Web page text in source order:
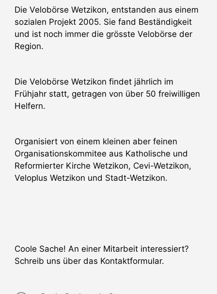
Die Velobörse Wetzikon, entstanden aus einem
sozialen Projekt 2005. Sie fand Beständigkeit
und ist noch immer die grösste Velobörse der
Region.
Die Velobörse Wetzikon findet jährlich im
Frühjahr statt, getragen von über 50 freiwilligen
Helfern.
Organisiert von einem kleinen aber feinen
Organisationskommitee aus Katholische und
Reformierter Kirche Wetzikon, Cevi-Wetzikon,
Veloplus Wetzikon und Stadt-Wetzikon.
Coole Sache! An einer Mitarbeit interessiert?
Schreib uns über das Kontaktformular.